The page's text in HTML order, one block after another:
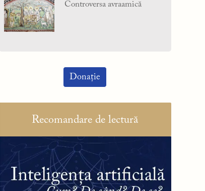
Controversa avraamică
Donație
Recomandare de lectură